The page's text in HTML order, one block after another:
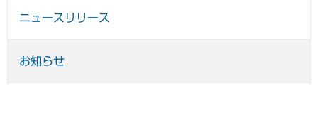
ニュースリリース
お知らせ